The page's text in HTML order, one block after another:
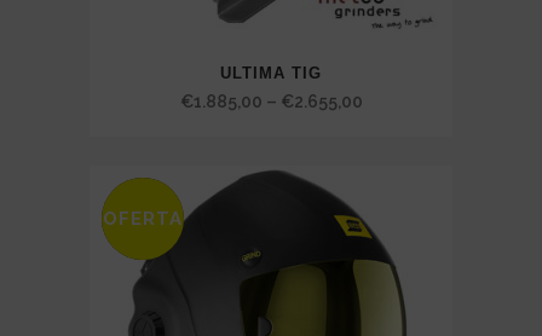
ULTIMA TIG
€1.885,00 – €2.655,00Price
€2.655,00
SALE
OFERTA